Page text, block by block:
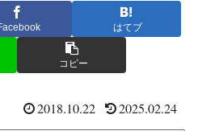
はてブ
コピー
2018.10.22 2025.02.24